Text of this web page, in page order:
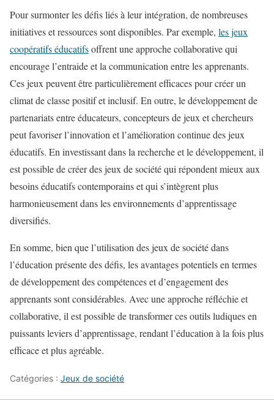
Pour surmonter les défis liés à leur intégration, de nombreuses
initiatives et ressources sont disponibles. Par exemple, les jeux
coopératifs éducatifsoffrent une approche collaborative qui
encourage l’entraide et la communication entre les apprenants.
Ces jeux peuvent être particulièrement efficaces pour créer un
climat de classe positif et inclusif. En outre, le développement de
partenariats entre éducateurs, concepteurs de jeux et chercheurs
peut favoriser l’innovation et l’amélioration continue des jeux
éducatifs. En investissant dans la recherche et le développement, il
est possible de créer des jeux de société qui répondent mieux aux
besoins éducatifs contemporains et qui s’intègrent plus
harmonieusement dans les environnements d’apprentissage
diversifiés.
En somme, bien que l’utilisation des jeux de société dans
l’éducation présente des défis, les avantages potentiels en termes
de développement des compétences et d’engagement des
apprenants sont considérables. Avec une approche réfléchie et
collaborative, il est possible de transformer ces outils ludiques en
puissants leviers d’apprentissage, rendant l’éducation à la fois plus
efficace et plus agréable.
Catégories : Jeux de société